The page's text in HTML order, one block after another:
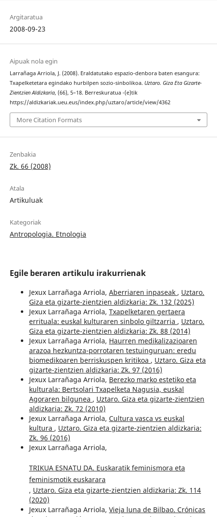
Argitaratua
2008-09-23
Aipuak nola egin
Larrañaga Arriola, J. (2008). Eraldatutako espazio-denbora baten esangura:
Txapelketetara egindako hurbilpen sozio-sinbolikoa. Uztaro. Giza Eta Gizarte-
Zientzien Aldizkaria, (66), 5–18. Berreskuratua -(e)tik
https://aldizkariak.ueu.eus/index.php/uztaro/article/view/4362
More Citation Formats
Zenbakia
Zk. 66 (2008)
Atala
Artikuluak
Kategoriak
Antropologia. Etnologia
Egile beraren artikulu irakurrienak
Jexux Larrañaga Arriola, Aberriaren inpaseak , Uztaro.
Giza eta gizarte-zientzien aldizkaria: Zk. 132 (2025)
Jexux Larrañaga Arriola, Txapelketaren gertaera
errituala: euskal kulturaren sinbolo giltzarria , Uztaro.
Giza eta gizarte-zientzien aldizkaria: Zk. 88 (2014)
Jexux Larrañaga Arriola, Haurren medikalizazioaren
arazoa hezkuntza-porrotaren testuinguruan: eredu
biomedikoaren berriskuspen kritikoa , Uztaro. Giza eta
gizarte-zientzien aldizkaria: Zk. 97 (2016)
Jexux Larrañaga Arriola, Berezko marko estetiko eta
kulturala: Bertsolari Txapelketa Nagusia, euskal
Agoraren bilgunea , Uztaro. Giza eta gizarte-zientzien
aldizkaria: Zk. 72 (2010)
Jexux Larrañaga Arriola, Cultura vasca vs euskal
kultura , Uztaro. Giza eta gizarte-zientzien aldizkaria:
Zk. 96 (2016)
Jexux Larrañaga Arriola,
TRIKUA ESNATU DA. Euskaratik feminismora eta
feminismotik euskarara
, Uztaro. Giza eta gizarte-zientzien aldizkaria: Zk. 114
(2020)
Jexux Larrañaga Arriola, Vieja luna de Bilbao. Crónicas